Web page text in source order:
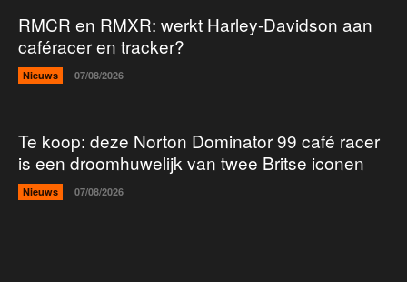
RMCR en RMXR: werkt Harley-Davidson aan
caféracer en tracker?
Nieuws 07/08/2026
Te koop: deze Norton Dominator 99 café racer
is een droomhuwelijk van twee Britse iconen
Nieuws 07/08/2026